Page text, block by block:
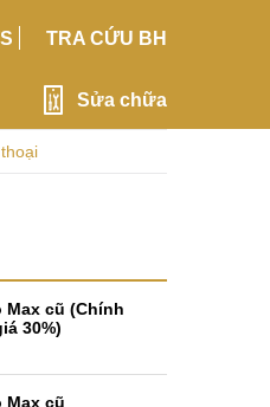
TRA CỨU BH
Sửa chữa
Max cũ (Chính
30%)
Max cũ